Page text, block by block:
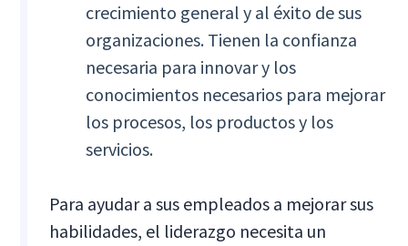
crecimiento general y al éxito de sus
organizaciones. Tienen la confianza
necesaria para innovar y los
conocimientos necesarios para mejorar
los procesos, los productos y los
servicios.
Para ayudar a sus empleados a mejorar sus
habilidades, el liderazgo necesita un